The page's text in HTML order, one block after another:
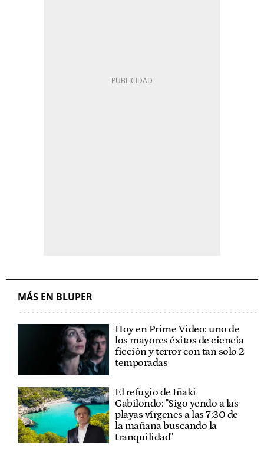
MÁS EN BLUPER
Hoy en Prime Video: uno de
los mayores éxitos de ciencia
ficción y terror con tan solo 2
temporadas
El refugio de Iñaki
Gabilondo: "Sigo yendo a las
playas vírgenes a las 7:30 de
la mañana buscando la
tranquilidad"